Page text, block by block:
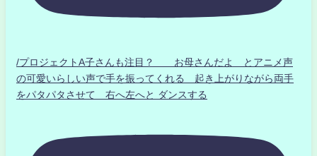
/プロジェクトA子さんも注目？ お母さんだよ とアニメ声
の可愛いらしい声で手を振ってくれる 起き上がりながら両手
をパタパタさせて 右へ左へと ダンスする